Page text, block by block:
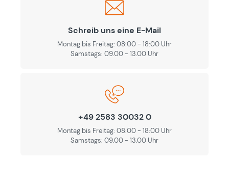
Schreib uns eine E-Mail
Montag bis Freitag: 08:00 - 18:00 Uhr
Samstags: 09.00 - 13.00 Uhr
+49 2583 30032 0
Montag bis Freitag: 08:00 - 18:00 Uhr
Samstags: 09.00 - 13.00 Uhr